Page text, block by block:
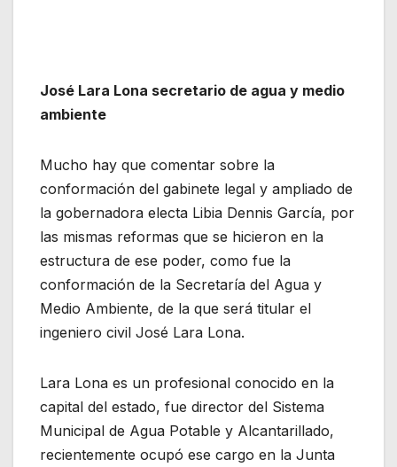
José Lara Lona secretario de agua y medio
ambiente
Mucho hay que comentar sobre la
conformación del gabinete legal y ampliado de
la gobernadora electa Libia Dennis García, por
las mismas reformas que se hicieron en la
estructura de ese poder, como fue la
conformación de la Secretaría del Agua y
Medio Ambiente, de la que será titular el
ingeniero civil José Lara Lona.
Lara Lona es un profesional conocido en la
capital del estado, fue director del Sistema
Municipal de Agua Potable y Alcantarillado,
recientemente ocupó ese cargo en la Junta